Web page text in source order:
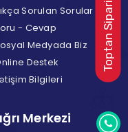
Sorulan Sorular
- Cevap
Medyada Biz
Destek
Bilgileri
Merkezi